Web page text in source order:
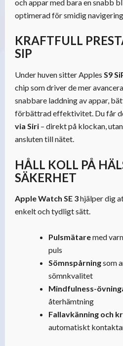
och appar med bara en snabb
optimerad för smidig
KRAFTFULL
SIP
Under huven sitter Apples S9
chip som driver de mer
snabbare laddning av appar,
förbättrad effektivitet. Du får
via Siri – direkt på klockan,
ansluten till nätet.
HÅLL KOLL PÅ
SÄKERHET
Apple Watch SE 3hjälper dig
enkelt och tydligt sätt.
Pulsmätaremed
puls
Sömnspårningsom
sömnkvalitet
Mindfulness-
återhämtning
Fallavkänning och
automatiskt